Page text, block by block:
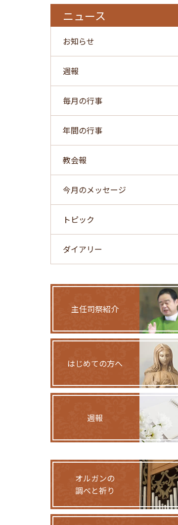
ニュース
お知らせ
週報
毎月の行事
年間の行事
教会報
今月のメッセージ
トピック
ダイアリー
主任司祭紹介
はじめての方へ
週報
オルガンの
調べと祈り